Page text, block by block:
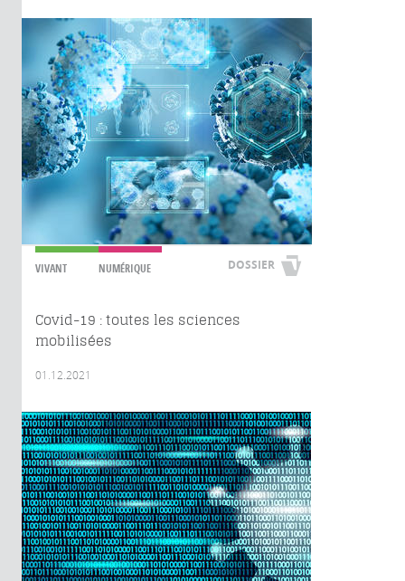
VIVANT NUMÉRIQUE DOSSIER
Covid-19 : toutes les sciences
mobilisées
01.12.2021